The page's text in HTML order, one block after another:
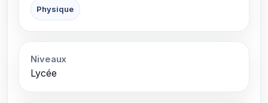
Physique
Niveaux
Lycée